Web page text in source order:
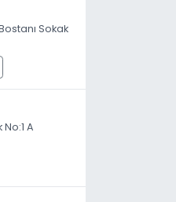
Sokak
A